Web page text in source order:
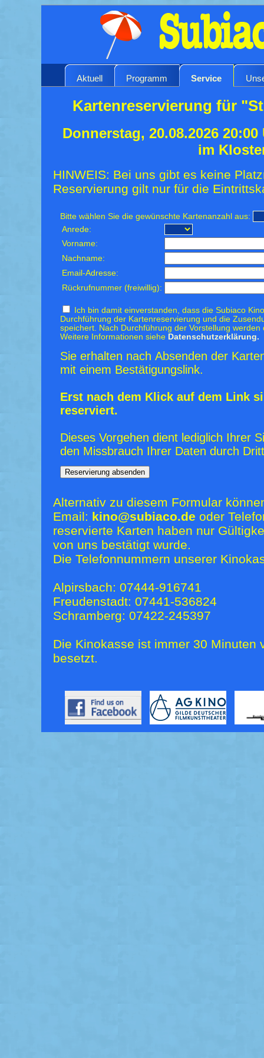
Aktuell Programm Service
Kartenreservierung für
Donnerstag, 20.08.2026
im
HINWEIS: Bei uns gibt es keine
Reservierung gilt nur für die
Bitte wählen Sie die gewünschte Kartenanzahl aus:
Anrede:
Vorname:
Nachname:
Email-Adresse:
Rückrufnummer (freiwillig):
Ich bin damit einverstanden, dass die Subiaco
Durchführung der Kartenreservierung und die
speichert. Nach Durchführung der Vorstellung
Weitere Informationen siehe Datenschutzerklärung.
Sie erhalten nach Absenden der
mit einem Bestätigungslink.
Erst nach dem Klick auf dem Link
reserviert.
Dieses Vorgehen dient lediglich Ihrer
den Missbrauch Ihrer Daten durch
Alternativ zu diesem Formular
Email: kino@subiaco.de oder
reservierte Karten haben nur
von uns bestätigt wurde.
Die Telefonnummern unserer
Alpirsbach: 07444-916741
Freudenstadt: 07441-536824
Schramberg: 07422-245397
Die Kinokasse ist immer 30 Minuten
besetzt.